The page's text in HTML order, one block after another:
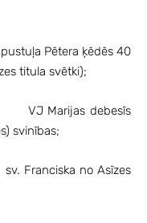
ķēdēs 40
titula svētki);
debesīs
svinības;
no Asīzes